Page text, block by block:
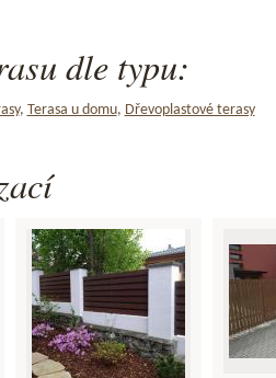
dle typu:
, Terasa u domu, Dřevoplastové terasy